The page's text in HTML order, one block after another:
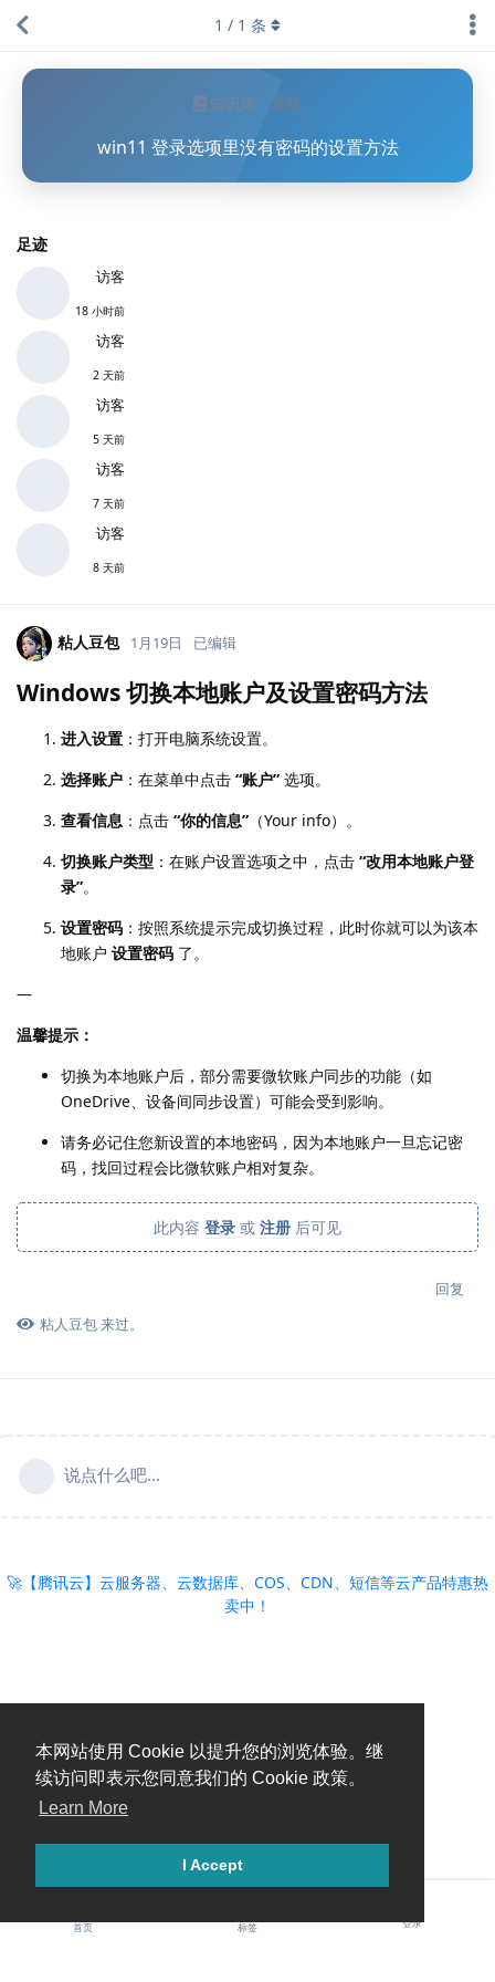
本网站使用 Cookie 以提升您的浏览体验。继
续访问即表示您同意我们的 Cookie 政策。
Learn More
I Accept
知识库 系统
win11 登录选项里没有密码的设置方法
足迹
访客
18 小时前
访客
2 天前
访客
5 天前
访客
7 天前
访客
8 天前
1 / 1 条
粘人豆包 1月19日 已编辑
Windows 切换本地账户及设置密码方法
进入设置 ：打开电脑系统设置。
选择账户 ：在菜单中点击 “账户” 选项。
查看信息 ：点击 “你的信息” （Your info）。
切换账户类型 ：在账户设置选项之中，点击 “改用本地账户登
录”。
设置密码 ：按照系统提示完成切换过程，此时你就可以为该本
地账户 设置密码 了。
—
温馨提示：
切换为本地账户后，部分需要微软账户同步的功能（如
OneDrive、设备间同步设置）可能会受到影响。
请务必记住您新设置的本地密码，因为本地账户一旦忘记密
码，找回过程会比微软账户相对复杂。
此内容 登录 或 注册 后可见
回复
粘人豆包来过。
说点什么吧...
🚀【腾讯云】云服务器、云数据库、COS、CDN、短信等云产品特惠热
卖中！
首页 标签 登录